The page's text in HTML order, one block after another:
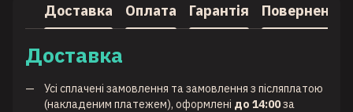
Доставка Оплата Гарантія Повернення
Доставка
Усі сплачені замовлення та замовлення з післяплатою
(накладеним платежем), оформлені до 14:00за